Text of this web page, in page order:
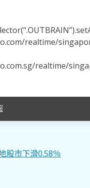
realtime/
realtime/
股市下滑0.58％